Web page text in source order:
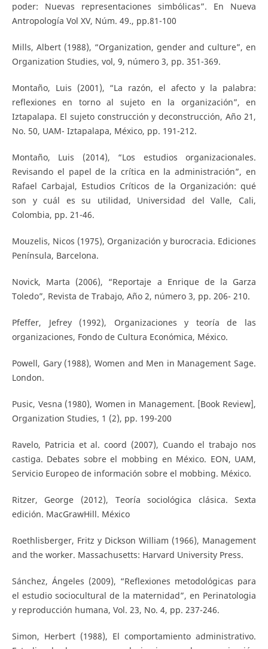
poder: Nuevas representaciones simbólicas”. En Nueva
Antropología Vol XV, Núm. 49., pp.81-100
Mills, Albert (1988), “Organization, gender and culture”, en
Organization Studies, vol, 9, número 3, pp. 351-369.
Montaño, Luis (2001), “La razón, el afecto y la palabra:
reflexiones en torno al sujeto en la organización”, en
Iztapalapa. El sujeto construcción y deconstrucción, Año 21,
No. 50, UAM- Iztapalapa, México, pp. 191-212.
Montaño, Luis (2014), “Los estudios organizacionales.
Revisando el papel de la crítica en la administración”, en
Rafael Carbajal, Estudios Críticos de la Organización: qué
son y cuál es su utilidad, Universidad del Valle, Cali,
Colombia, pp. 21-46.
Mouzelis, Nicos (1975), Organización y burocracia. Ediciones
Península, Barcelona.
Novick, Marta (2006), “Reportaje a Enrique de la Garza
Toledo”, Revista de Trabajo, Año 2, número 3, pp. 206- 210.
Pfeffer, Jefrey (1992), Organizaciones y teoría de las
organizaciones, Fondo de Cultura Económica, México.
Powell, Gary (1988), Women and Men in Management Sage.
London.
Pusic, Vesna (1980), Women in Management. [Book Review],
Organization Studies, 1 (2), pp. 199-200
Ravelo, Patricia et al. coord (2007), Cuando el trabajo nos
castiga. Debates sobre el mobbing en México. EON, UAM,
Servicio Europeo de información sobre el mobbing. México.
Ritzer, George (2012), Teoría sociológica clásica. Sexta
edición. MacGrawHill. México
Roethlisberger, Fritz y Dickson William (1966), Management
and the worker. Massachusetts: Harvard University Press.
Sánchez, Ángeles (2009), “Reflexiones metodológicas para
el estudio sociocultural de la maternidad”, en Perinatologia
y reproducción humana, Vol. 23, No. 4, pp. 237-246.
Simon, Herbert (1988), El comportamiento administrativo.